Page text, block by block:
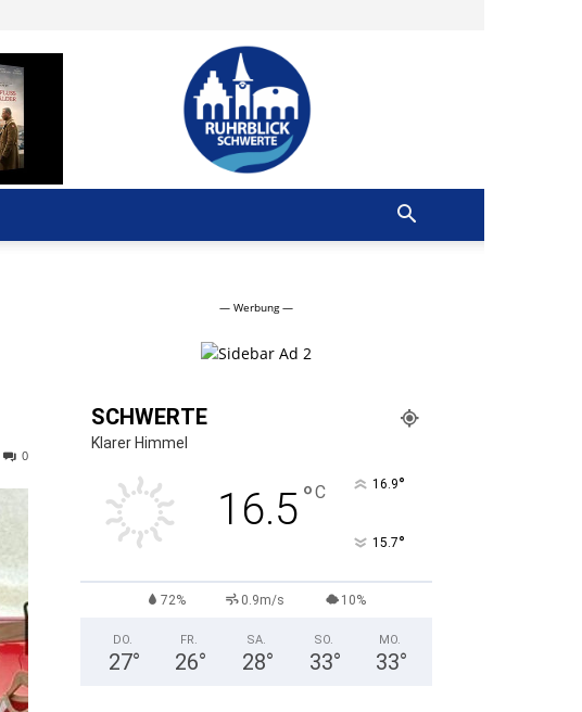
Ruhrblick
Schwerte
0
— Werbung —
SCHWERTE
Klarer Himmel
16.5°C 16.9°
15.7°
72% 0.9m/s 10%
DO.
27°
FR.
26°
SA.
28°
SO.
33°
MO.
33°